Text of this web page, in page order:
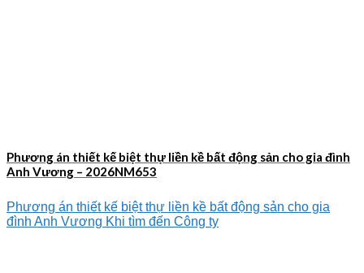
Phương án thiết kế biệt thự liền kề bất động sản cho gia đình
Anh Vương – 2026NM653
Phương án thiết kế biệt thự liền kề bất động sản cho gia
đình Anh Vương Khi tìm đến Công ty